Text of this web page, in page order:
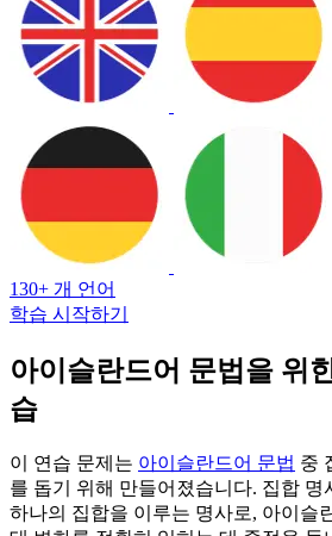
130+ 개 언어
학습 시작하기
아이슬란드어 문법을 위
습
이 연습 문제는 아이슬란드어 문법 중
를 돕기 위해 만들어졌습니다. 집합 명
하나의 집합을 이루는 명사로, 아이슬